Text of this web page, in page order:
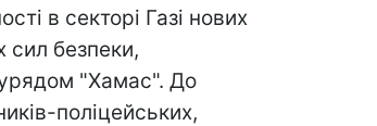
в секторі Газі нових
сил безпеки,
"Хамас". До
поліцейських,